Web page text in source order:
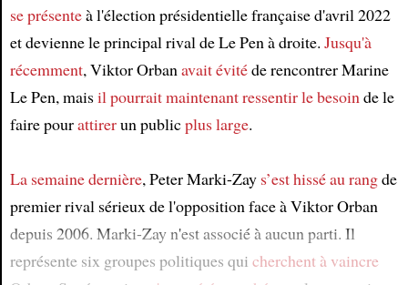
se présenteà l'élection présidentielle française d'avril 2022
et devienne le principal rival de Le Pen à droite. Jusqu'à
récemment, Viktor Orban avait évitéde rencontrer Marine
Le Pen, maisil pourrait maintenant ressentir le besoin de le
faire pourattirerun publicplus large.
La semaine dernière, Peter Marki-Zay s’est hissé au rangde
premier rival sérieux de l'opposition face à Viktor Orban
depuis 2006. Marki-Zay n'est associé à aucun parti. Il
représente six groupes politiques qui cherchent à vaincre